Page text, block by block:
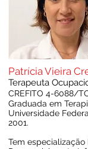
Patrícia Vieira
Terapeuta
CREFITO 4-6088/T
Graduada em
Universidade
2001.
Tem especialização